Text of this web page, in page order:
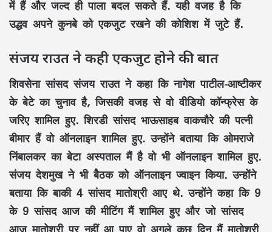
में हैं और जल्द ही पाला बदल सकते हैं. यही वजह है कि
उद्धव अपने कुनबे को एकजुट रखने की कोशिश में जुटे हैं.
संजय राउत ने कही एकजुट होने की बात
शिवसेना सांसद संजय राउत ने कहा कि नागेश पाटील-आष्टीकर
के बेटे का चुनाव है, जिसकी वजह से वो वीडियो कॉन्फ्रेस के
जरिए शामिल हुए. शिरडी सांसद भाऊसाहब वाकचौरे की पत्नी
बीमार हैं वो ऑनलाइन शामिल हुए. उन्होंने बताया कि ओमराजे
निंबालकर का बेटा अस्पताल मैं है वो भी ऑनलाइन शामिल हुए.
संजय देशमुख ने भी बेैठक को ऑनलाइन ज्वाइन किया. उन्होंने
बताया कि बाकी 4 सांसद मातोश्री आए थे. उन्होंने कहा कि 9
के 9 सांसद आज की मीटिंग मैं शामिल हुए और जो सांसद